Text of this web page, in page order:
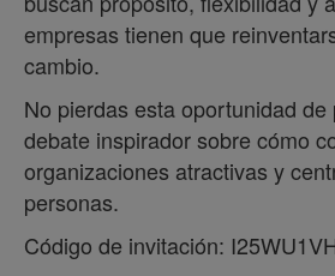
empresas tienen que
cambio.
No pierdas esta oportunidad
debate inspirador sobre cómo
organizaciones atractivas y
personas.
Código de invitación: